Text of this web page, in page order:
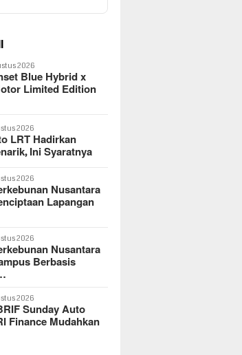
2026
Blue Hybrid x
Limited Edition
2026
LRT Hadirkan
Ini Syaratnya
2026
Nusantara
Lapangan
2026
Nusantara
Berbasis
2026
Sunday Auto
Finance Mudahkan